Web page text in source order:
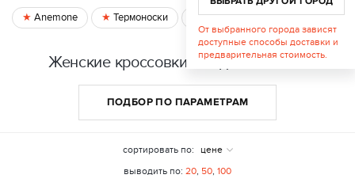
Anemone Термоноски Спецпредложение
Женские кроссовки и кеды в Белово
ПОДБОР ПО ПАРАМЕТРАМ
сортировать по:
цене
выводить по: 20, 50, 100
От выбранного города зависят
доступные способы доставки и
предварительная стоимость.